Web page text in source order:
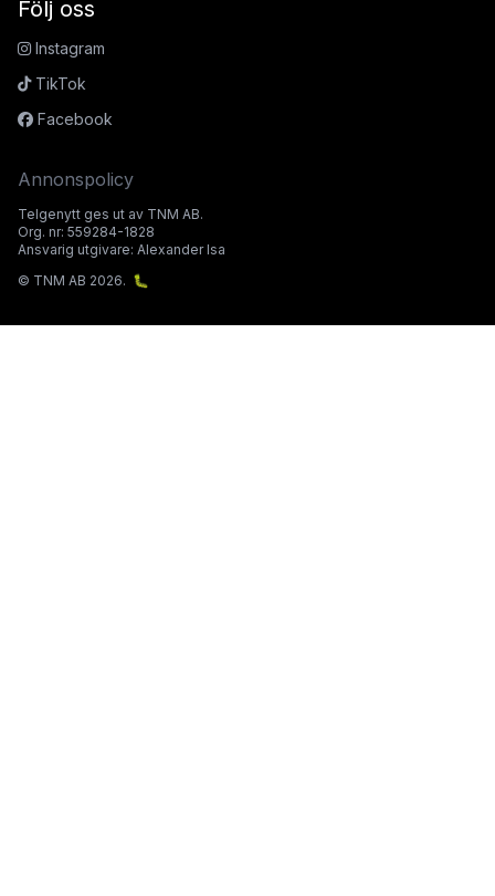
Följ oss
Instagram
TikTok
Facebook
Annonspolicy
Telgenytt ges ut av TNM AB.
Org. nr: 559284-1828
Ansvarig utgivare: Alexander Isa
© TNM AB 2026. 🐛